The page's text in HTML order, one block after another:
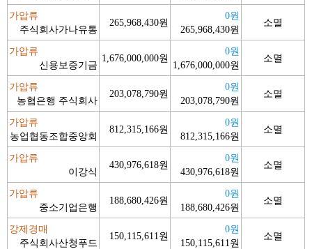
가압류
주식회사가나유통
265,968,430원
0원
265,968,430원
소멸
가압류
신용보증기금
1,676,000,000원
0원
1,676,000,000원
소멸
가압류
농협은행 주식회사
203,078,790원
0원
203,078,790원
소멸
가압류
농업협동조합중앙회
812,315,166원
0원
812,315,166원
소멸
가압류
이강식
430,976,618원
0원
430,976,618원
소멸
가압류
중소기업은행
188,680,426원
0원
188,680,426원
소멸
강제경매
주식회사산청푸드
150,115,611원
0원
150,115,611원
소멸